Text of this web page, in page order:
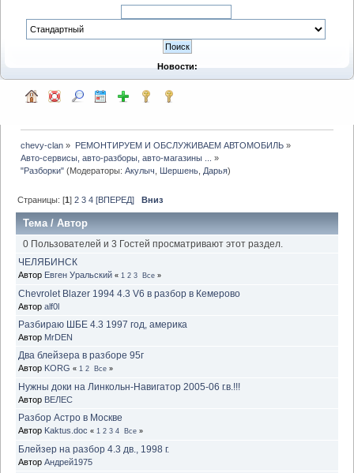
Новости:
chevy-clan » РЕМОНТИРУЕМ И ОБСЛУЖИВАЕМ АВТОМОБИЛЬ»
Авто-сервисы, авто-разборы, авто-магазины ...
»
"Разборки" (Модераторы:Акулыч Шершень Дарья)
Страницы: [1]2 3 4 [ВПЕРЕД] Вниз
Тема /Автор
0 Пользователей и 3 Гостей просматривают этот раздел.
ЧЕЛЯБИНСК
Автор Евген Уральский « 1 2 3 Все »
Chevrolet Blazer 1994 4.3 V6 в разбор в Кемерово
Автор alf0l
Разбираю ШБЕ 4.3 1997 год, америка
Автор MrDEN
Два блейзера в разборе 95г
Автор KORG « 1 2 Все »
Нужны доки на Линкольн-Навигатор 2005-06 г.в.!!!
Автор ВЕЛЕС
Разбор Астро в Москве
Автор Kaktus.doc « 1 2 3 4 Все »
Блейзер на разбор 4.3 дв., 1998 г.
Автор Андрей1975